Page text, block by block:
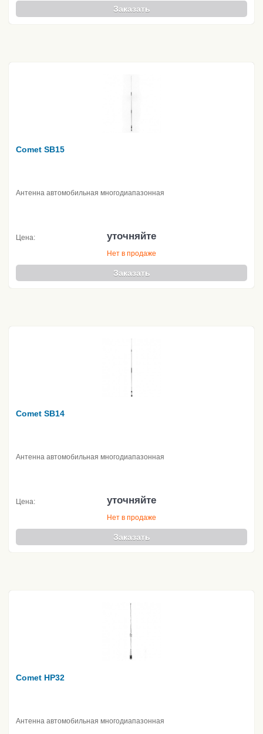
Заказать
Comet SB15
Антенна автомобильная многодиапазонная
Цена: уточняйте
Нет в продаже
Заказать
Comet SB14
Антенна автомобильная многодиапазонная
Цена: уточняйте
Нет в продаже
Заказать
Comet HP32
Антенна автомобильная многодиапазонная